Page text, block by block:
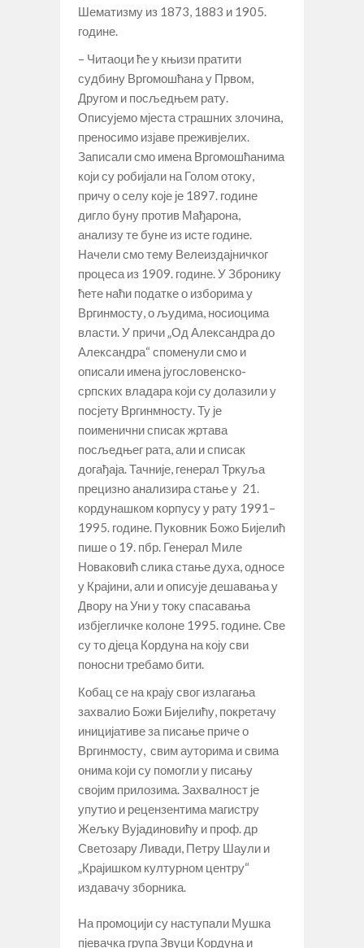
Шематизму из 1873, 1883 и 1905.
године.
– Читаоци ће у књизи пратити
судбину Вргомошћана у Првом,
Другом и посљедњем рату.
Описујемо мјеста страшних злочина,
преносимо изјаве преживјелих.
Записали смо имена Вргомошћанима
који су робијали на Голом отоку,
причу о селу које је 1897. године
дигло буну против Мађарона,
анализу те буне из исте године.
Начели смо тему Велеиздајничког
процеса из 1909. године. У Збронику
ћете наћи податке о изборима у
Вргинмосту, о људима, носиоцима
власти. У причи „Од Александра до
Александра“ споменули смо и
описали имена југословенско-
српских владара који су долазили у
посјету Вргинмносту. Ту је
поименични списак жртава
посљедњег рата, али и списак
догађаја. Тачније, генерал Тркуља
прецизно анализира стање у 21.
кордунашком корпусу у рату 1991–
1995. године. Пуковник Божо Бијелић
пише о 19. пбр. Генерал Миле
Новаковић слика стање духа, односе
у Крајини, али и описује дешавања у
Двору на Уни у току спасавања
избјегличке колоне 1995. године. Све
су то дјеца Кордуна на коју сви
поносни требамо бити.
Кобац се на крају свог излагања
захвалио Божи Бијелићу, покретачу
иницијативе за писање приче о
Вргинмосту, свим ауторима и свима
онима који су помогли у писању
својим прилозима. Захвалност је
упутио и рецензентима магистру
Жељку Вујадиновићу и проф. др
Светозару Ливади, Петру Шаули и
„Крајишком културном центру“
издавачу зборника.
На промоцији су наступали Мушка
пјевачка група Звуци Кордуна и